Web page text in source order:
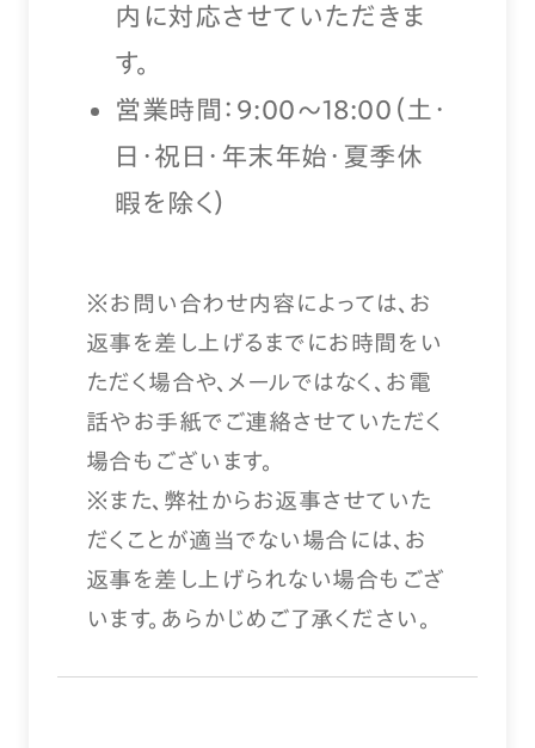
内に対応させていただきま
す。
営業時間：9:00〜18:00（土・
日・祝日・年末年始・夏季休
暇を除く）
※お問い合わせ内容によっては、お
返事を差し上げるまでにお時間をい
ただく場合や、メールではなく、お電
話やお手紙でご連絡させていただく
場合もございます。
※また、弊社からお返事させていた
だくことが適当でない場合には、お
返事を差し上げられない場合もござ
います。あらかじめご了承ください。